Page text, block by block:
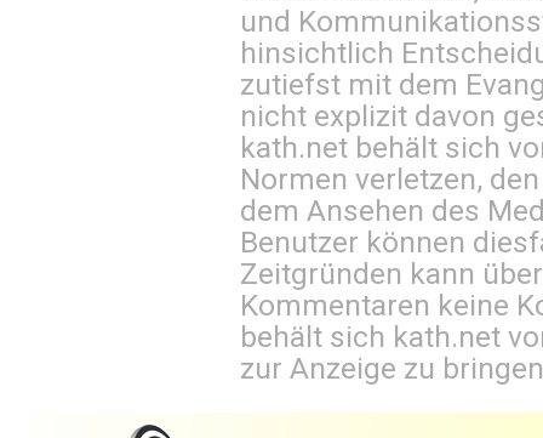
und
hinsichtlich
zutiefst mit dem
nicht explizit davon
kath.net behält sich
Normen verletzen,
dem Ansehen des
Benutzer können
Zeitgründen kann
Kommentaren keine
behält sich kath.net
zur Anzeige zu